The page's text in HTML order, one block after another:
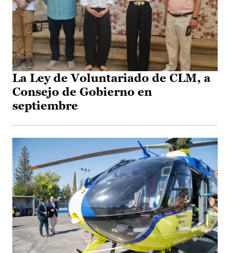
La Ley de Voluntariado de CLM, a
Consejo de Gobierno en
septiembre